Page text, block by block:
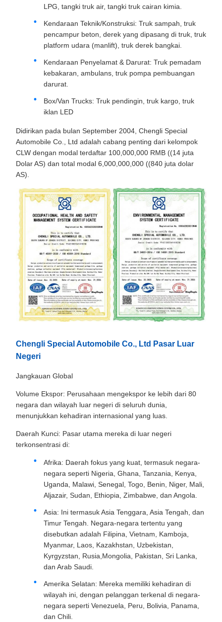
LPG, tangki truk air, tangki truk cairan kimia.
Kendaraan Teknik/Konstruksi: Truk sampah, truk
pencampur beton, derek yang dipasang di truk, truk
platform udara (manlift), truk derek bangkai.
Kendaraan Penyelamat & Darurat: Truk pemadam
kebakaran, ambulans, truk pompa pembuangan
darurat.
Box/Van Trucks: Truk pendingin, truk kargo, truk
iklan LED
Didirikan pada bulan September 2004, Chengli Special
Automobile Co., Ltd adalah cabang penting dari kelompok
CLW dengan modal terdaftar 100,000,000 RMB ((14 juta
Dolar AS) dan total modal 6,000,000,000 ((840 juta dolar
AS).
Chengli Special Automobile Co., Ltd Pasar Luar
Negeri
Jangkauan Global
Volume Ekspor: Perusahaan mengekspor ke lebih dari 80
negara dan wilayah luar negeri di seluruh dunia,
menunjukkan kehadiran internasional yang luas.
Daerah Kunci: Pasar utama mereka di luar negeri
terkonsentrasi di:
Afrika: Daerah fokus yang kuat, termasuk negara-
negara seperti Nigeria, Ghana, Tanzania, Kenya,
Uganda, Malawi, Senegal, Togo, Benin, Niger, Mali,
Aljazair, Sudan, Ethiopia, Zimbabwe, dan Angola.
Asia: Ini termasuk Asia Tenggara, Asia Tengah, dan
Timur Tengah. Negara-negara tertentu yang
disebutkan adalah Filipina, Vietnam, Kamboja,
Myanmar, Laos, Kazakhstan, Uzbekistan,
Kyrgyzstan, Rusia,Mongolia, Pakistan, Sri Lanka,
dan Arab Saudi.
Amerika Selatan: Mereka memiliki kehadiran di
wilayah ini, dengan pelanggan terkenal di negara-
negara seperti Venezuela, Peru, Bolivia, Panama,
dan Chili.